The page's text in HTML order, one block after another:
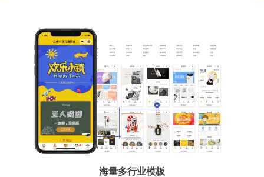
海量多行业模板